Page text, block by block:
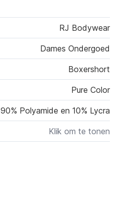
RJ Bodywear
Dames Ondergoed
Boxershort
Pure Color
90% Polyamide en 10% Lycra
Klik om te tonen